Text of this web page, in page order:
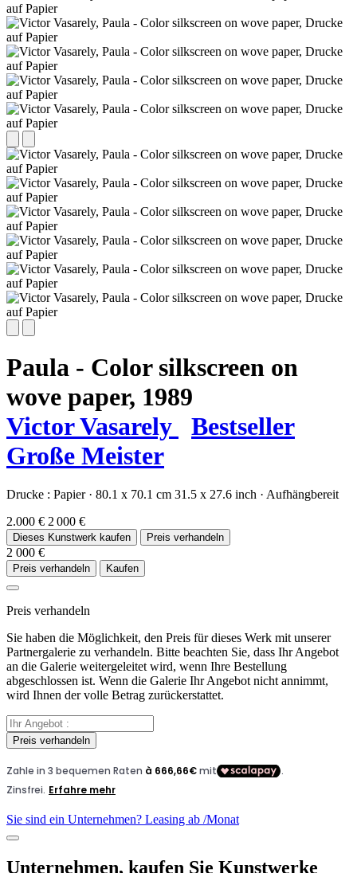
Paula - Color silkscreen on
wove paper, 1989
Victor Vasarely
Bestseller
Große Meister
Drucke : Papier · 80.1 x 70.1 cm 31.5 x 27.6 inch · Aufhängbereit
2.000 € 2 000 €
Dieses Kunstwerk kaufen Preis verhandeln
2 000 €
Preis verhandeln Kaufen
Preis verhandeln
Sie haben die Möglichkeit, den Preis für dieses Werk mit unserer
Partnergalerie zu verhandeln. Bitte beachten Sie, dass Ihr Angebot
an die Galerie weitergeleitet wird, wenn Ihre Bestellung
abgeschlossen ist. Wenn die Galerie Ihr Angebot nicht annimmt,
wird Ihnen der volle Betrag zurückerstattet.
Preis verhandeln
Sie sind ein Unternehmen? Leasing ab /Monat
Unternehmen, kaufen Sie Kunstwerke